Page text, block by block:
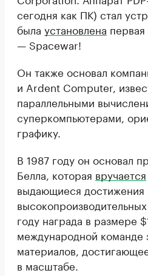
сегодня как ПК) стал
была установлена
— Spacewar!
Он также основал
и Ardent Computer,
параллельными
суперкомпьютерами,
графику.
В 1987 году он основал
Белла, которая вручается
выдающиеся достижения
году награда в размере
международной команде
материалов,
в масштабе.